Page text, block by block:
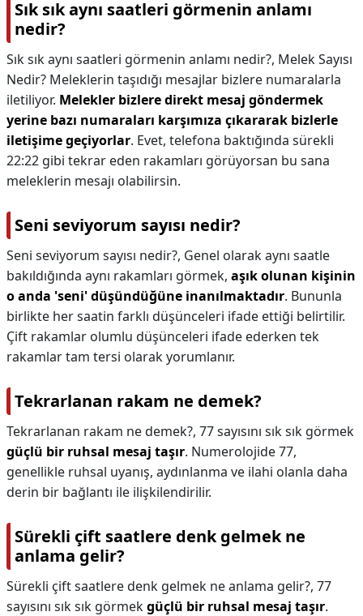
Sık sık aynı saatleri görmenin anlamı
nedir?
Sık sık aynı saatleri görmenin anlamı nedir?, Melek Sayısı
Nedir? Meleklerin taşıdığı mesajlar bizlere numaralarla
iletiliyor. Melekler bizlere direkt mesaj göndermek
yerine bazı numaraları karşımıza çıkararak bizlerle
iletişime geçiyorlar. Evet, telefona baktığında sürekli
22:22 gibi tekrar eden rakamları görüyorsan bu sana
meleklerin mesajı olabilirsin.
Seni seviyorum sayısı nedir?
Seni seviyorum sayısı nedir?, Genel olarak aynı saatle
bakıldığında aynı rakamları görmek, aşık olunan kişinin
o anda 'seni' düşündüğüne inanılmaktadır. Bununla
birlikte her saatin farklı düşünceleri ifade ettiği belirtilir.
Çift rakamlar olumlu düşünceleri ifade ederken tek
rakamlar tam tersi olarak yorumlanır.
Tekrarlanan rakam ne demek?
Tekrarlanan rakam ne demek?, 77 sayısını sık sık görmek
güçlü bir ruhsal mesaj taşır. Numerolojide 77,
genellikle ruhsal uyanış, aydınlanma ve ilahi olanla daha
derin bir bağlantı ile ilişkilendirilir.
Sürekli çift saatlere denk gelmek ne
anlama gelir?
Sürekli çift saatlere denk gelmek ne anlama gelir?, 77
sayısını sık sık görmekgüçlü bir ruhsal mesaj taşır.